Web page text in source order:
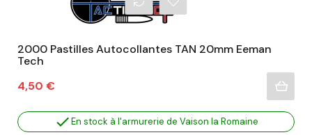
2000 Pastilles Autocollantes TAN 20mm Eeman
Tech
Prix
4,50 €
En stock à l'armurerie de Vaison la Romaine